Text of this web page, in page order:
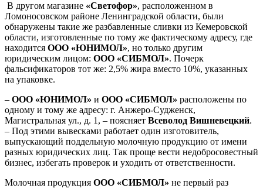
В другом магазине «Светофор», расположенном в
Ломоносовском районе Ленинградской области, были
обнаружены такие же разбавленные сливки из Кемеровской
области, изготовленные по тому же фактическому адресу, где
находится ООО «ЮНИМОЛ», но только другим
юридическим лицом: ООО «СИБМОЛ». Почерк
фальсификаторов тот же: 2,5% жира вместо 10%, указанных
на упаковке.
– ООО «ЮНИМОЛ» и ООО «СИБМОЛ» расположены по
одному и тому же адресу: г. Анжеро-Судженск,
Магистральная ул., д. 1, – поясняет Всеволод Вишневецкий.
– Под этими вывесками работает один изготовитель,
выпускающий поддельную молочную продукцию от имени
разных юридических лиц. Так проще вести недобросовестный
бизнес, избегать проверок и уходить от ответственности.
Молочная продукция ООО «СИБМОЛ» не первый раз